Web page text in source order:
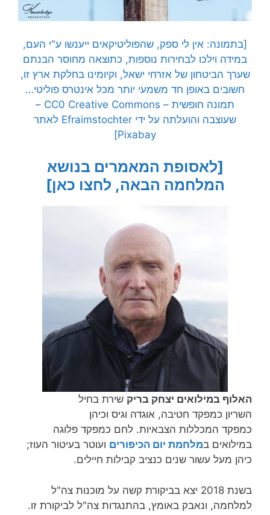
[בתמונה: אין לי ספק, שהפוליטיקאים ייענשו ע"י העם,
במידה וילכו לבחירות נוספות, כתוצאה מחוסר הבנתם
שערך הביטחון של אזרחי ישאל, וקיומינו בחלקת ארץ זו,
חשובים באופן חד משמעי יותר מכל אינטרס פוליטי…
תמונה חופשית – CC0 Creative Commons –
שעוצבה והועלתה על ידי Efraimstochter לאתר
Pixabay]
[לאסופת המאמרים בנושא
המלחמה הבאה, לחצו כאן]
האלוף במילואים יצחק בריק שירת בחיל
השריון כמפקד חטיבה, אוגדה וגיס וכיהן
כמפקד המכללות הצבאיות. לחם כמפקד פלוגה
במילואים במלחמת יום הכיפורים ועוטר בעיטור העוז;
כיהן מעל עשור שנים כנציב קבילות חיילים.
בשנת 2018 יצא בביקורת קשה על מוכנות צה"ל
למלחמה, ונאבק באומץ, בהתנגדות צה"ל לביקורת זו.